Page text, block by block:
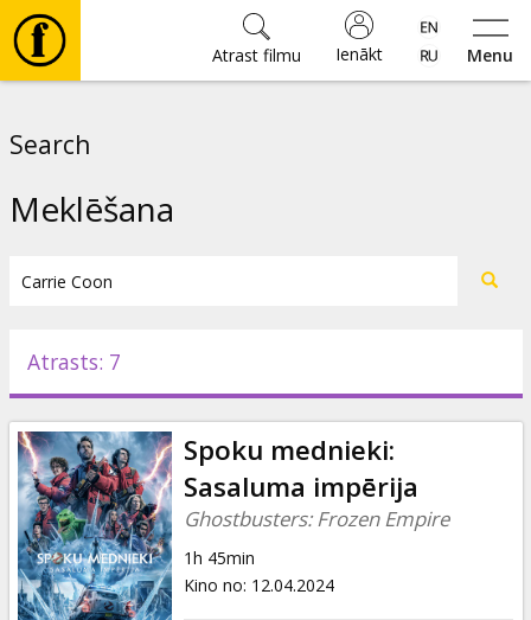
Menu
Ienākt
Atrast filmu
Pasākumi
Ziņas
Dāvanu
kartes
Search
Meklēšana
Atrasts: 7
Spoku mednieki:
Sasaluma impērija
Ghostbusters: Frozen Empire
1h 45min
Kino no: 12.04.2024